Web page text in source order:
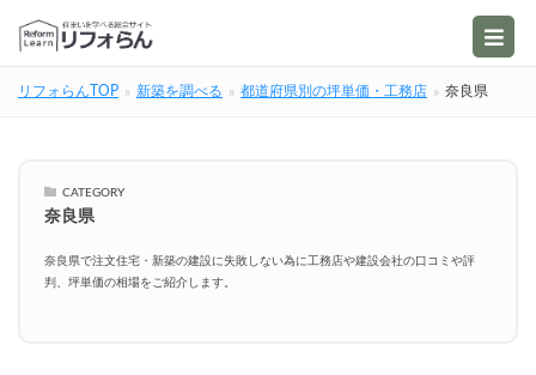
リフォらんTOP 新築を調べる 都道府県別の坪単価・工務店 奈良県
CATEGORY
奈良県
奈良県で注文住宅・新築の建設に失敗しない為に工務店や建設会社の口コミや評
判、坪単価の相場をご紹介します。